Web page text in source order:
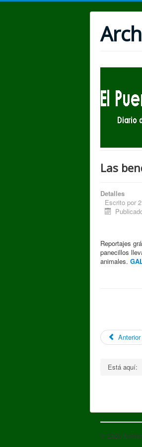
Las
Detalles
Escrito por
Reportajes
panecillos
animales.
Anterior
Está aquí:
© 2026